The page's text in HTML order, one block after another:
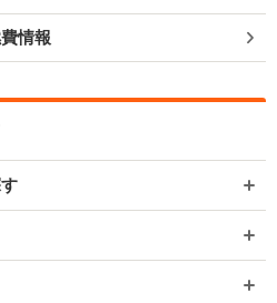
情報